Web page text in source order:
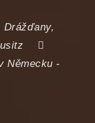
Drážďany,
Německu -